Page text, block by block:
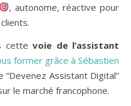
, autonome,réactive pour
cette voie de l’assistant
former grâce à Sébastien
“Devenez Assistant Digital”
le marché francophone.